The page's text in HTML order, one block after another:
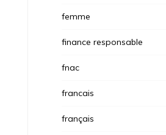
femme
finance responsable
fnac
francais
français